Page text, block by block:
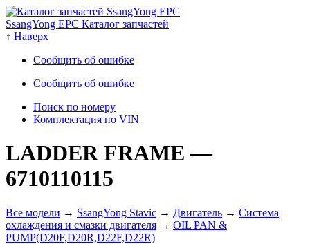
SsangYong EPC Каталог запчастей
↑ Наверх
Сообщить об ошибке
Сообщить об ошибке
Поиск по номеру
Комплектация по VIN
LADDER FRAME—
6710110115
Все модели → SsangYong Stavic → Двигатель → Система
охлаждения и смазки двигателя → OIL PAN &
PUMP(D20F,D20R,D22F,D22R)